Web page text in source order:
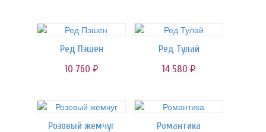
Ред Пэшен
10 760 руб.
Ред Тулай
14 580 руб.
Розовый жемчуг
Романтика